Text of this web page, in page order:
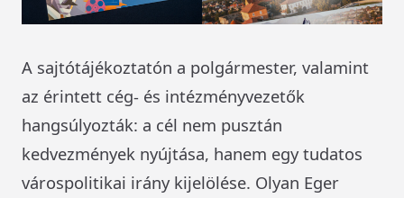
A sajtótájékoztatón a polgármester, valamint
az érintett cég- és intézményvezetők
hangsúlyozták: a cél nem pusztán
kedvezmények nyújtása, hanem egy tudatos
várospolitikai irány kijelölése. Olyan Eger